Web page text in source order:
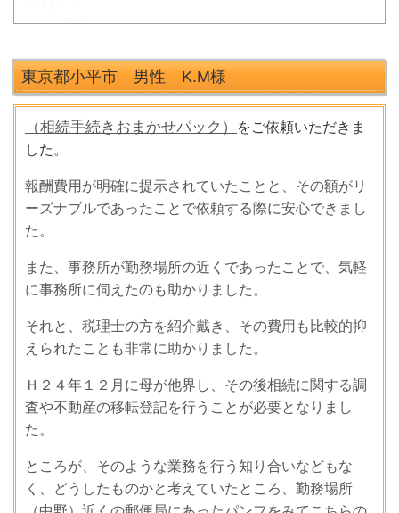
東京都小平市 男性 K.M様
（相続手続きおまかせパック）
をご依頼いただきま
した。
報酬費用が明確に提示されていたことと、その額がリ
ーズナブルであったことで依頼する際に安心できまし
た。
また、事務所が勤務場所の近くであったことで、気軽
に事務所に伺えたのも助かりました。
それと、税理士の方を紹介戴き、その費用も比較的抑
えられたことも非常に助かりました。
Ｈ２４年１２月に母が他界し、その後相続に関する調
査や不動産の移転登記を行うことが必要となりまし
た。
ところが、そのような業務を行う知り合いなどもな
く、どうしたものかと考えていたところ、勤務場所